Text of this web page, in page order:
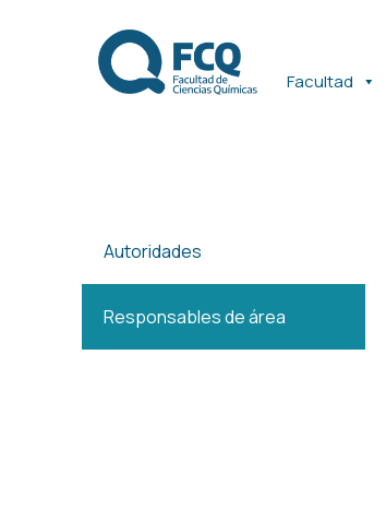
Facultad
Autoridades
Responsables de área